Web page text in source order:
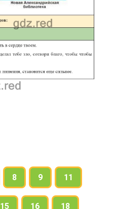
8 9 11
15 16 18